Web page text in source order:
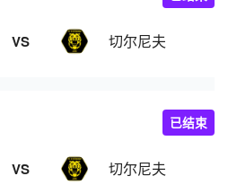
VS 切尔尼夫
VS 切尔尼夫
已结束